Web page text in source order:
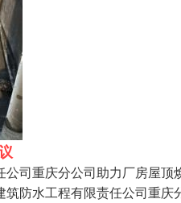
司重庆分公司助力厂房屋
防水工程有限责任公司重庆